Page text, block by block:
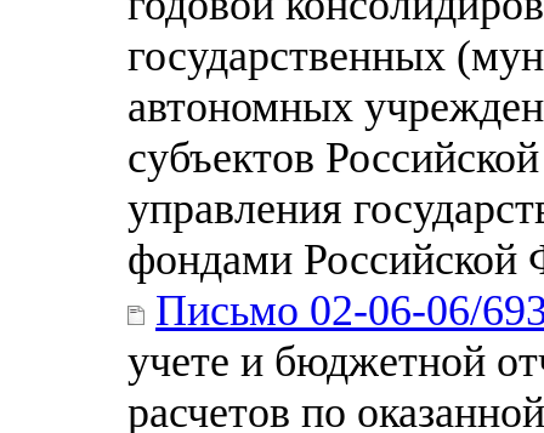
государственных
автономных
субъектов
управления
фондами Российской
Письмо 02-06-06/
учете и бюджетной
расчетов по